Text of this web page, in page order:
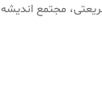
مجتمع اندیشه